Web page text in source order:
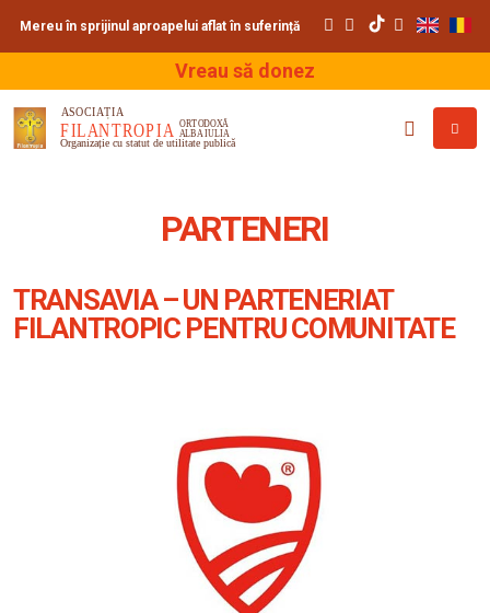
Mereu în sprijinul aproapelui aflat în suferință
Vreau să donez
PARTENERI
TRANSAVIA – UN PARTENERIAT
FILANTROPIC PENTRU COMUNITATE